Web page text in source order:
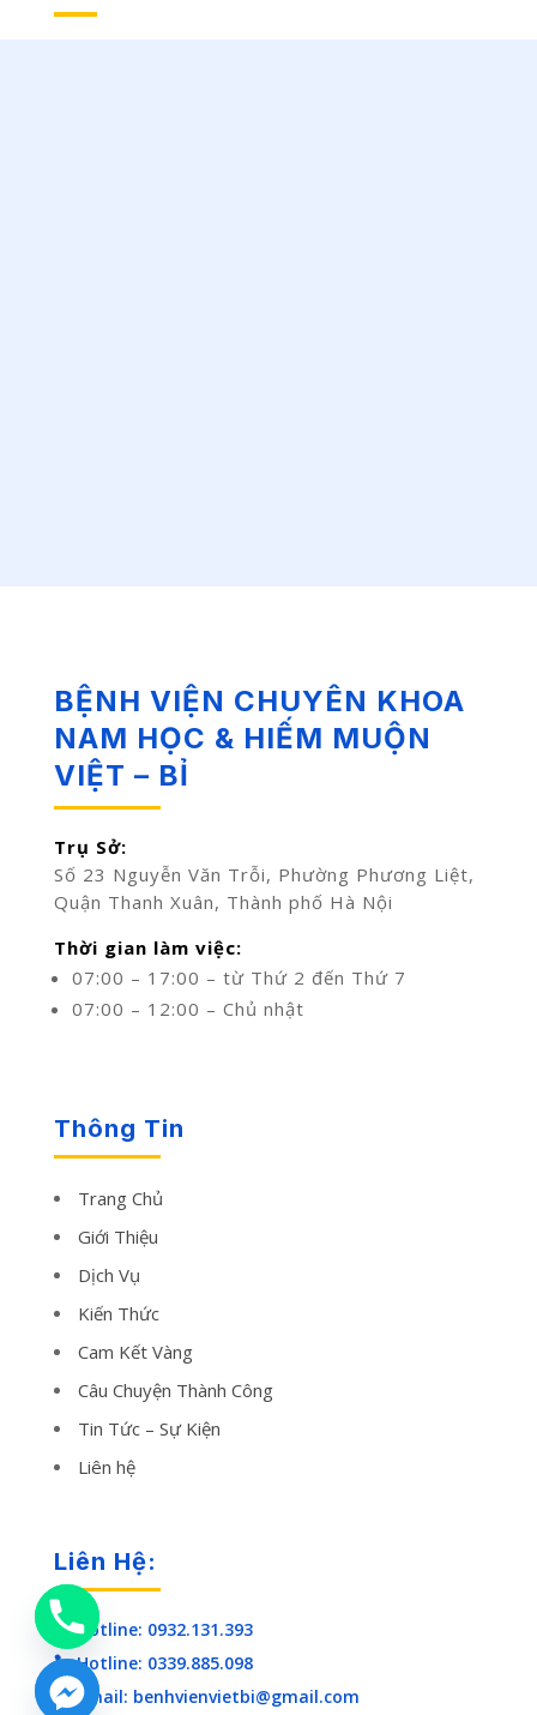
BỆNH VIỆN CHUYÊN KHOA
NAM HỌC & HIẾM MUỘN
VIỆT – BỈ
Trụ Sở:
Số 23 Nguyễn Văn Trỗi, Phường Phương Liệt,
Quận Thanh Xuân, Thành phố Hà Nội
Thời gian làm việc:
07:00 – 17:00 – từ Thứ 2 đến Thứ 7
07:00 – 12:00 – Chủ nhật
Thông Tin
Trang Chủ
Giới Thiệu
Dịch Vụ
Kiến Thức
Cam Kết Vàng
Câu Chuyện Thành Công
Tin Tức – Sự Kiện
Liên hệ
Liên Hệ:
 Hotline: 0932.131.393
 Hotline: 0339.885.098
 Email: benhvienvietbi@gmail.com